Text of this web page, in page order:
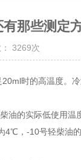
那些测定
3269次
时的高温度。
的实际低使用温
4℃，-10号轻柴油